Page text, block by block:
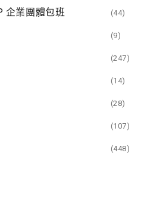
企業團體包班 (44)
(9)
(247)
(14)
(28)
(107)
(448)